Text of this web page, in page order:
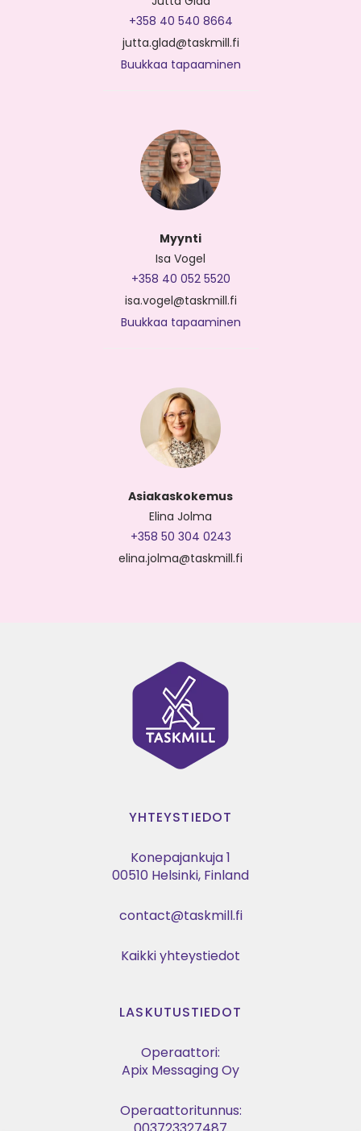
+358 40 540 8664
jutta.glad@taskmill.fi
Buukkaa tapaaminen
Myynti
Isa Vogel
+358 40 052 5520
isa.vogel@taskmill.fi
Buukkaa tapaaminen
Asiakaskokemus
Elina Jolma
+358 50 304 0243
elina.jolma@taskmill.fi
YHTEYSTIEDOT
Konepajankuja 1
00510 Helsinki, Finland
contact@taskmill.fi
Kaikki yhteystiedot
LASKUTUSTIEDOT
Operaattori:
Apix Messaging Oy
Operaattoritunnus: